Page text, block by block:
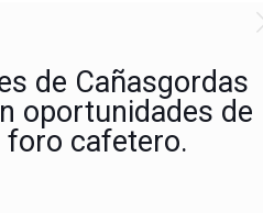
de Cañasgordas
oportunidades de
foro cafetero.